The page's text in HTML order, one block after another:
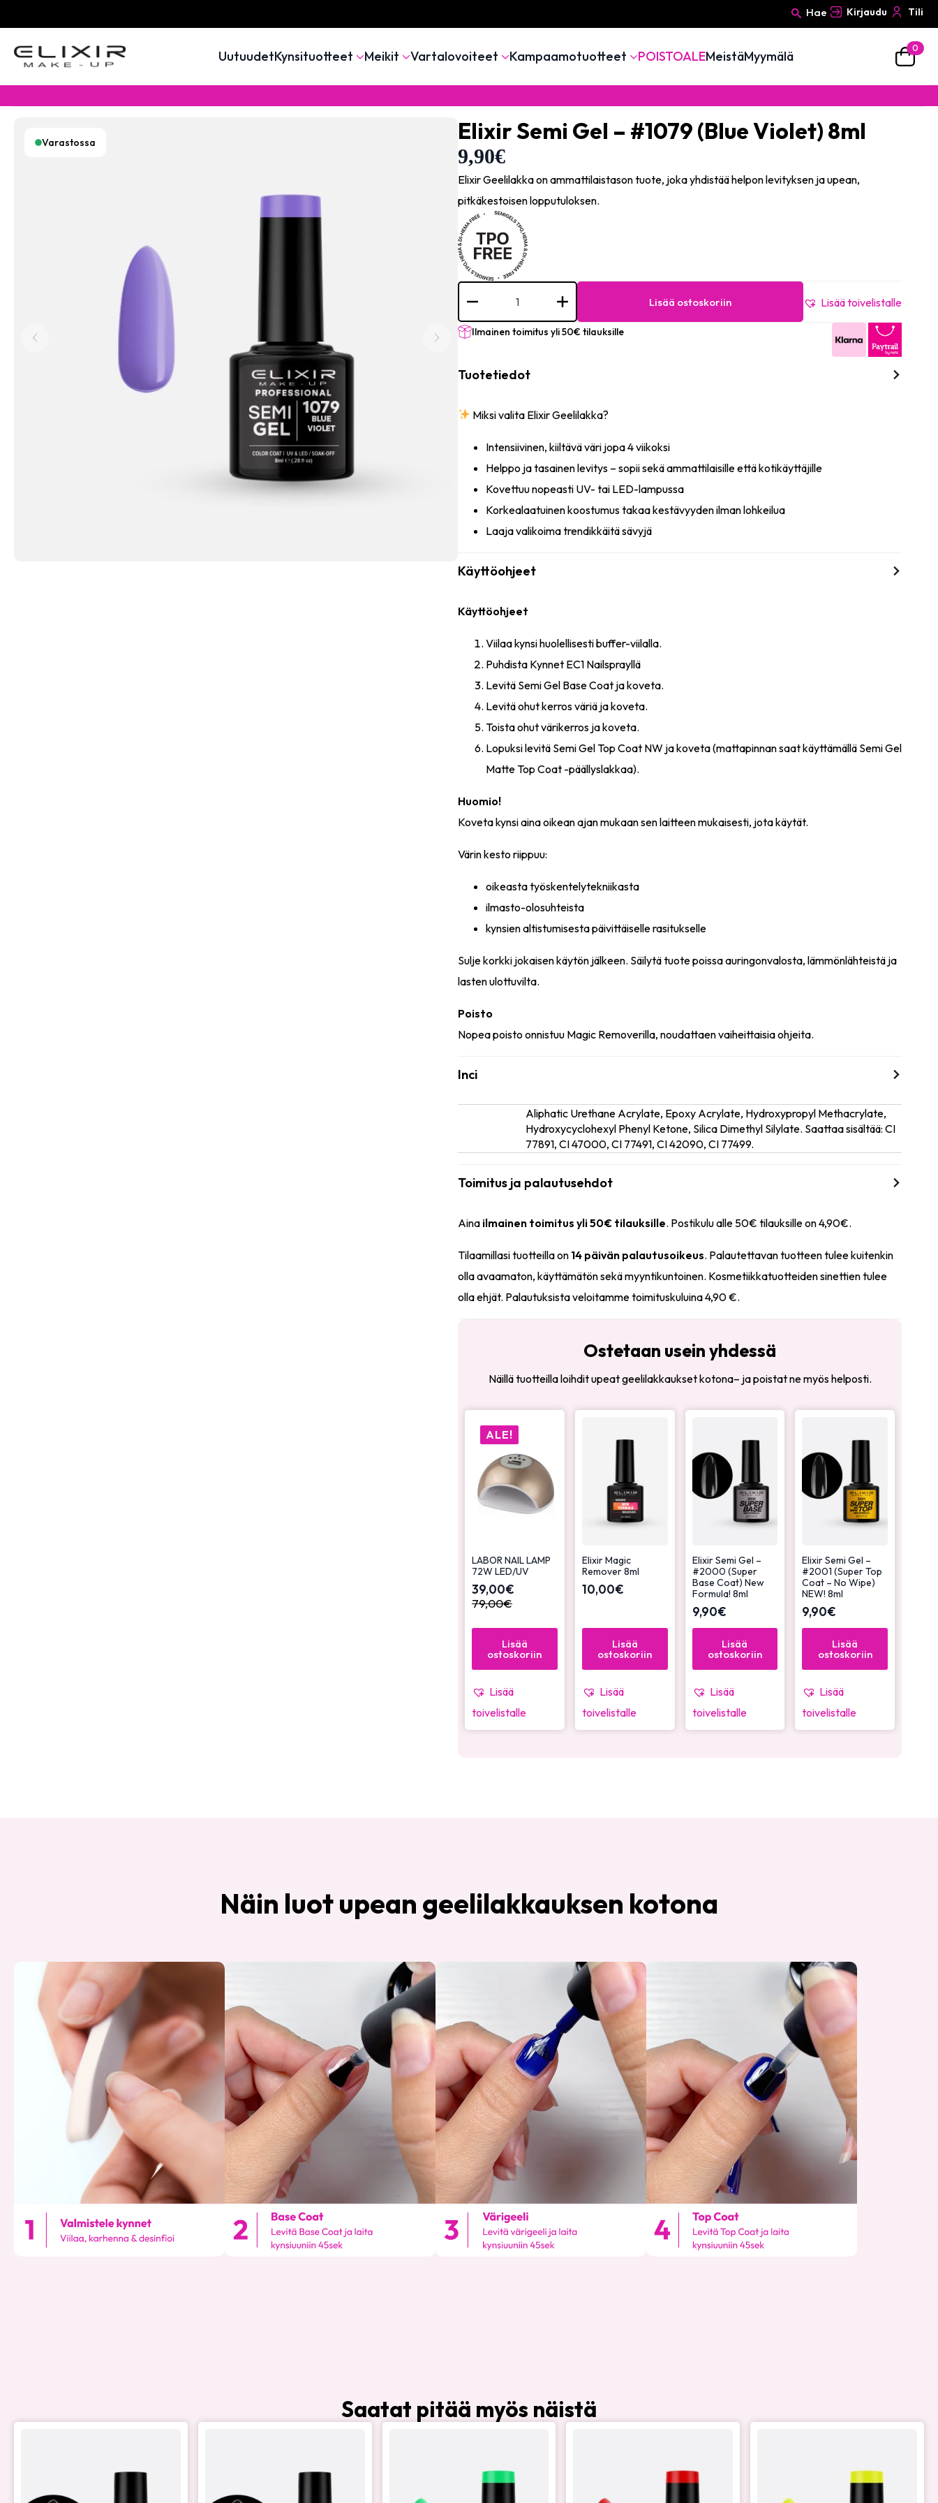
Search
Hae Kirjaudu Tili
UutuudetKynsituotteet Meikit Vartalovoiteet Kampaamotuotteet POISTOALEMeistäMyymälä
0
Varastossa Elixir Semi Gel – #1079 (Blue Violet) 8ml
9,90€
Elixir Geelilakka on ammattilaistason tuote, joka yhdistää helpon levityksen ja upean,
pitkäkestoisen lopputuloksen.
Elixir
Semi
-
#1079
(Blue
määrä
Lisää ostoskoriin Lisää toivelistalle
Ilmainen toimitus yli 50€ tilauksille
Tuotetiedot
Miksi valita Elixir Geelilakka?
Intensiivinen, kiiltävä väri jopa 4 viikoksi
Helppo ja tasainen levitys – sopii sekä ammattilaisille että kotikäyttäjille
Kovettuu nopeasti UV- tai LED-lampussa
Korkealaatuinen koostumus takaa kestävyyden ilman lohkeilua
Laaja valikoima trendikkäitä sävyjä
Käyttöohjeet
Käyttöohjeet
Viilaa kynsi huolellisesti buffer-viilalla.
Puhdista Kynnet EC1 Nailsprayllä
Levitä Semi Gel Base Coat ja koveta.
Levitä ohut kerros väriä ja koveta.
Toista ohut värikerros ja koveta.
Lopuksi levitä Semi Gel Top Coat NW ja koveta (mattapinnan saat käyttämällä Semi Gel
Matte Top Coat -päällyslakkaa).
Huomio!
Koveta kynsi aina oikean ajan mukaan sen laitteen mukaisesti, jota käytät.
Värin kesto riippuu:
oikeasta työskentelytekniikasta
ilmasto-olosuhteista
kynsien altistumisesta päivittäiselle rasitukselle
Sulje korkki jokaisen käytön jälkeen. Säilytä tuote poissa auringonvalosta, lämmönlähteistä ja
lasten ulottuvilta.
Poisto
Nopea poisto onnistuu Magic Removerilla, noudattaen vaiheittaisia ohjeita.
Inci
Aliphatic Urethane Acrylate, Epoxy Acrylate, Hydroxypropyl Methacrylate,
Hydroxycyclohexyl Phenyl Ketone, Silica Dimethyl Silylate. Saattaa sisältää: CI
77891, CI 47000, CI 77491, CI 42090, CI 77499.
Toimitus ja palautusehdot
Aina ilmainen toimitus yli 50€ tilauksille. Postikulu alle 50€ tilauksille on 4,90€.
Tilaamillasi tuotteilla on 14 päivän palautusoikeus. Palautettavan tuotteen tulee kuitenkin
olla avaamaton, käyttämätön sekä myyntikuntoinen. Kosmetiikkatuotteiden sinettien tulee
olla ehjät. Palautuksista veloitamme toimituskuluina 4,90 €.
Ostetaan usein yhdessä
Näillä tuotteilla loihdit upeat geelilakkaukset kotona– ja poistat ne myös helposti.
ALE!
LABOR NAIL LAMP
72W LED/UV
79,00€
39,00€
Lisää
ostoskoriin
Lisää
toivelistalle
Elixir Magic
Remover 8ml
10,00€
Lisää
ostoskoriin
Lisää
toivelistalle
Elixir Semi Gel –
#2000 (Super
Base Coat) New
Formula! 8ml
9,90€
Lisää
ostoskoriin
Lisää
toivelistalle
Elixir Semi Gel –
#2001 (Super Top
Coat – No Wipe)
NEW! 8ml
9,90€
Lisää
ostoskoriin
Lisää
toivelistalle
Näin luot upean geelilakkauksen kotona
Saatat pitää myös näistä